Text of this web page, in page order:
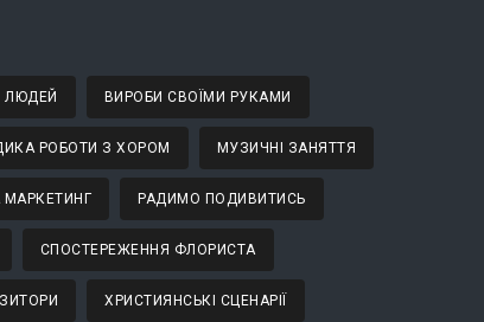
ЛЮДЕЙ ВИРОБИ СВОЇМИ РУКАМИ
РОБОТИ З ХОРОМ МУЗИЧНІ ЗАНЯТТЯ
МАРКЕТИНГ РАДИМО ПОДИВИТИСЬ
СПОСТЕРЕЖЕННЯ ФЛОРИСТА
ХРИСТИЯНСЬКІ СЦЕНАРІЇ